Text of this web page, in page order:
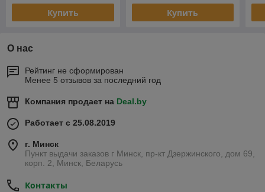
Купить Купить
О нас
Рейтинг не сформирован
Менее 5 отзывов за последний год
Компания продает на Deal.by
Работает с 25.08.2019
г. Минск
Пункт выдачи заказов г Минск, пр-кт Дзержинского, дом 69,
корп. 2, Минск, Беларусь
Контакты